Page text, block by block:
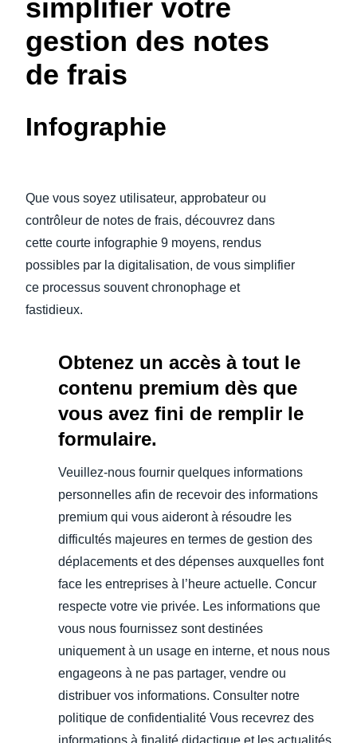
simplifier votre
gestion des notes
de frais
Infographie
Que vous soyez utilisateur, approbateur ou
contrôleur de notes de frais, découvrez dans
cette courte infographie 9 moyens, rendus
possibles par la digitalisation, de vous simplifier
ce processus souvent chronophage et
fastidieux.
Obtenez un accès à tout le
contenu premium dès que
vous avez fini de remplir le
formulaire.
Veuillez-nous fournir quelques informations
personnelles afin de recevoir des informations
premium qui vous aideront à résoudre les
difficultés majeures en termes de gestion des
déplacements et des dépenses auxquelles font
face les entreprises à l’heure actuelle. Concur
respecte votre vie privée. Les informations que
vous nous fournissez sont destinées
uniquement à un usage en interne, et nous nous
engageons à ne pas partager, vendre ou
distribuer vos informations. Consulter notre
politique de confidentialité Vous recevrez des